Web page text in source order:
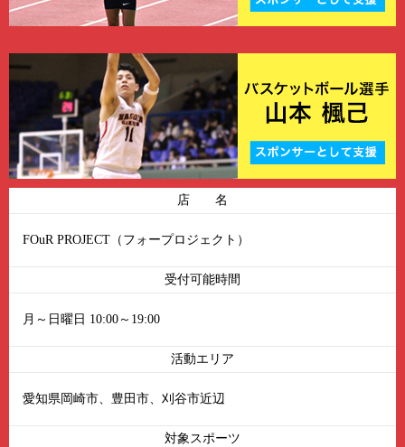
店 名
FOuR PROJECT（フォープロジェクト）
受付可能時間
月～日曜日 10:00～19:00
活動エリア
愛知県岡崎市、豊田市、刈谷市近辺
対象スポーツ